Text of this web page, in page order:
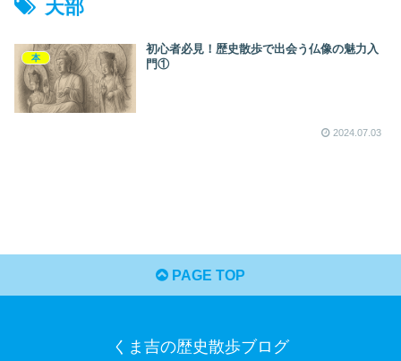
天部
本
初心者必見！歴史散歩で出会う仏像の魅力入
門①
2024.07.03
PAGE TOP
くま吉の歴史散歩ブログ